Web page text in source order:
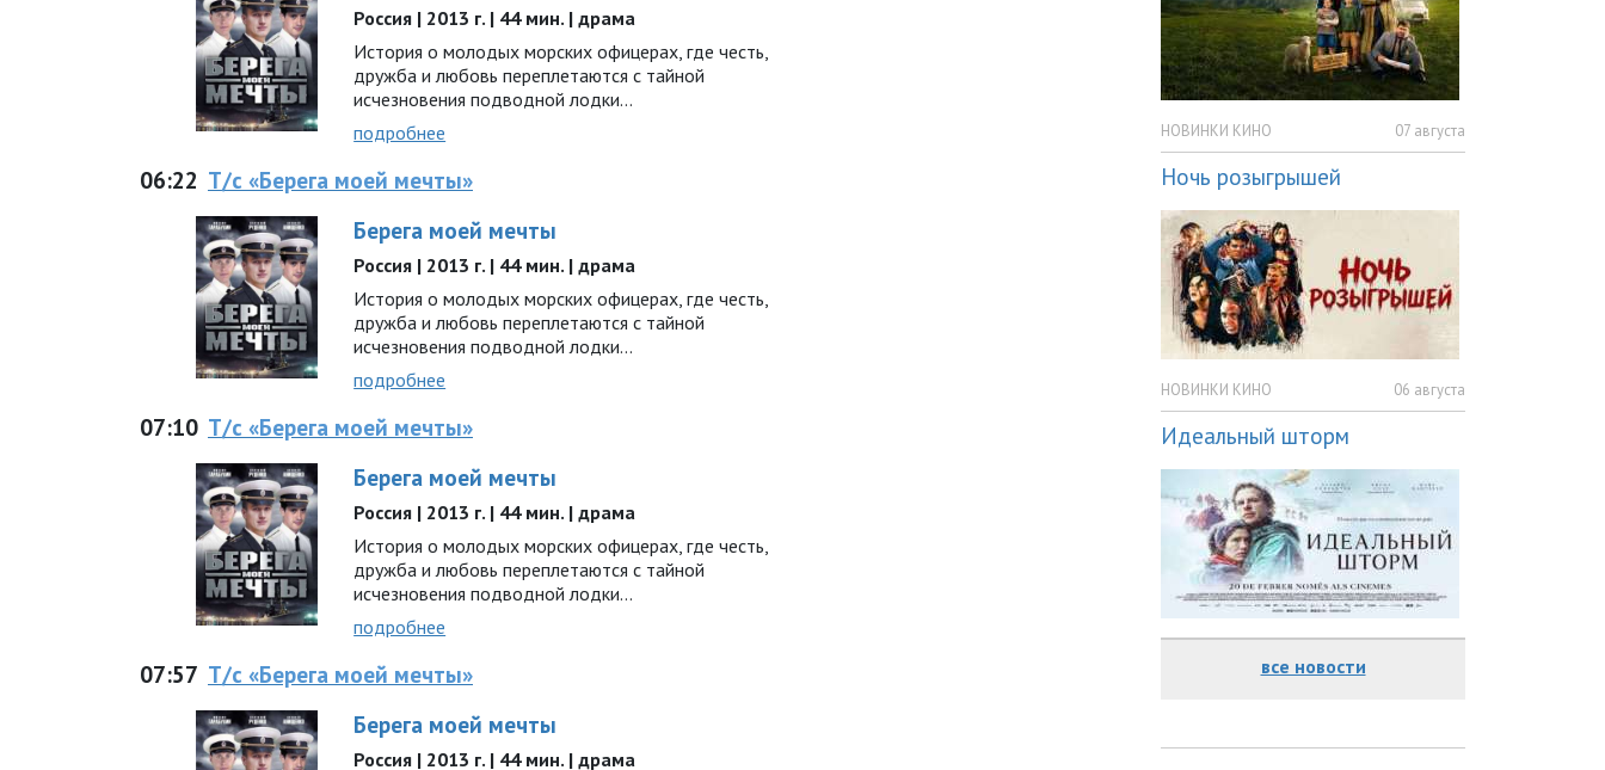
Россия | 2013 г. | 44 мин. | драма
История о молодых морских офицерах, где честь,
дружба и любовь переплетаются с тайной
исчезновения подводной лодки…
подробнее
06:22 Т/с «Берега моей мечты»
Берега моей мечты
Россия | 2013 г. | 44 мин. | драма
История о молодых морских офицерах, где честь,
дружба и любовь переплетаются с тайной
исчезновения подводной лодки…
подробнее
07:10 Т/с «Берега моей мечты»
Берега моей мечты
Россия | 2013 г. | 44 мин. | драма
История о молодых морских офицерах, где честь,
дружба и любовь переплетаются с тайной
исчезновения подводной лодки…
подробнее
07:57 Т/с «Берега моей мечты»
Берега моей мечты
Россия | 2013 г. | 44 мин. | драма
НОВИНКИ КИНО 07 августа
Ночь розыгрышей
НОВИНКИ КИНО 06 августа
Идеальный шторм
все новости